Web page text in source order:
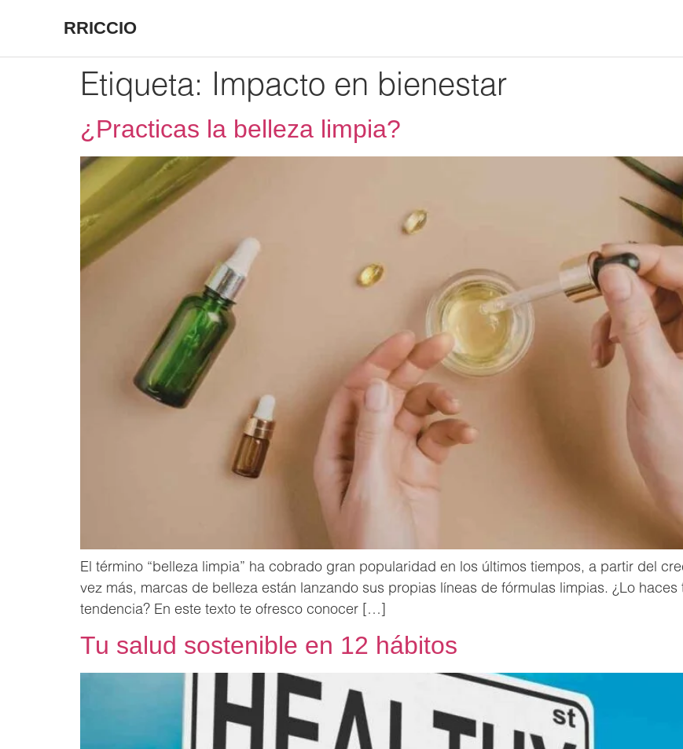
RRICCIO
Etiqueta: Impacto en bienestar
¿Practicas la belleza limpia?
El término “belleza limpia” ha cobrado gran popularidad en los últimos tiempos, a partir del
vez más, marcas de belleza están lanzando sus propias líneas de fórmulas limpias. ¿Lo
tendencia? En este texto te ofresco conocer […]
Tu salud sostenible en 12 hábitos